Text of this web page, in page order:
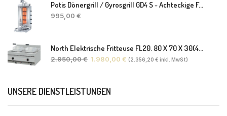
Potis Dönergrill / Gyrosgrill GD4 S - Achteckige Fettwanne-Ohne Schaufel
995,00 €
North Elektrische Fritteuse FL20. 80 X 70 X 30(46) Cm
2.950,00€ 1.980,00 € (2.356,20 € inkl. MwSt)
UNSERE DIENSTLEISTUNGEN